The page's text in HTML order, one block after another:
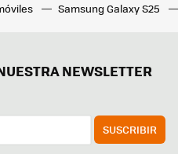
Samsung Galaxy S25
NEWSLETTER
SUSCRIBIR